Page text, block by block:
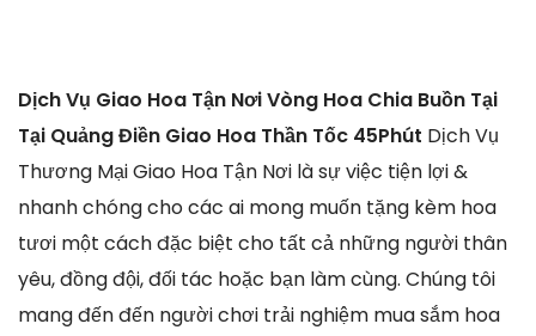
Dịch Vụ Giao Hoa Tận Nơi Vòng Hoa Chia Buồn Tại
Tại Quảng Điền Giao Hoa Thần Tốc 45Phút Dịch Vụ
Thương Mại Giao Hoa Tận Nơi là sự việc tiện lợi &
nhanh chóng cho các ai mong muốn tặng kèm hoa
tươi một cách đặc biệt cho tất cả những người thân
yêu, đồng đội, đối tác hoặc bạn làm cùng. Chúng tôi
mang đến đến người chơi trải nghiệm mua sắm hoa